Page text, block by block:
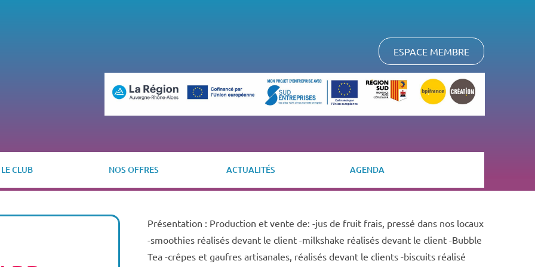
ESPACE MEMBRE
LE CLUB NOS OFFRES ACTUALITÉS AGENDA
Présentation : Production et vente de: -jus de fruit frais, pressé dans nos locaux
-smoothies réalisés devant le client -milkshake réalisés devant le client -Bubble
Tea -crêpes et gaufres artisanales, réalisés devant le clients -biscuits réalisé